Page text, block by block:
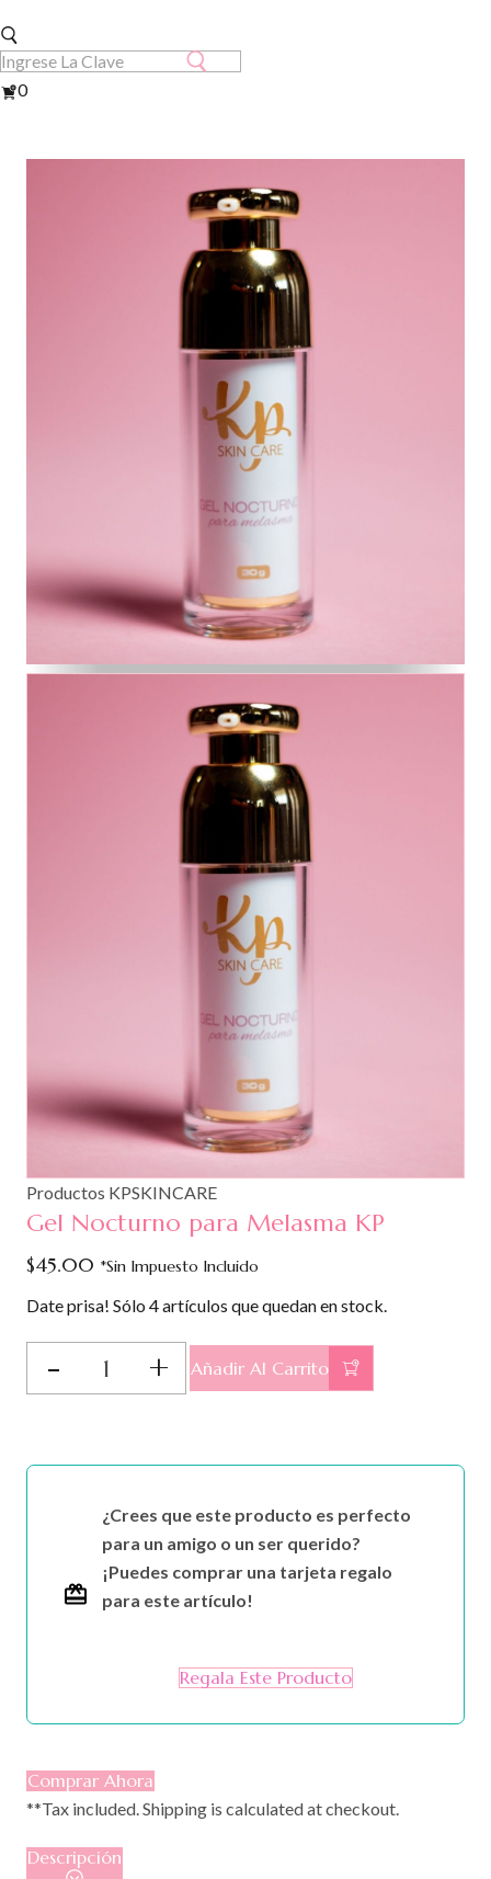
Ver
0
Productos KPSKINCARE
Gel Nocturno para Melasma KP
$45.00 *Sin Impuesto Incluido
Date prisa! Sólo 4 artículos que quedan en stock.
Nocturno
KP
Añadir Al Carrito
¿Crees que este producto es perfecto
para un amigo o un ser querido?
¡Puedes comprar una tarjeta regalo
para este artículo!
Regala Este Producto
Comprar Ahora
**Tax included. Shipping is calculated at checkout.
Descripción